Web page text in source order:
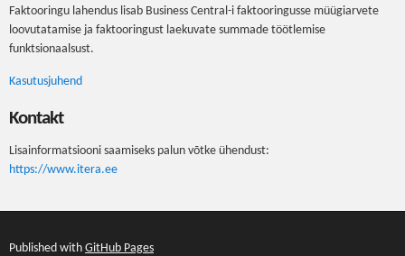
Faktooringu lahendus lisab Business Central-i faktooringusse müügiarvete
loovutatamise ja faktooringust laekuvate summade töötlemise
funktsionaalsust.
Kasutusjuhend
Kontakt
Lisainformatsiooni saamiseks palun võtke ühendust:
https://www.itera.ee
Published with GitHub Pages